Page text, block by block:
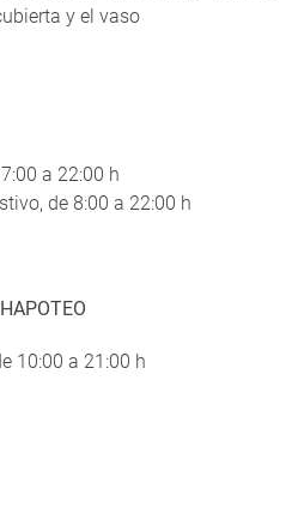
y el vaso
a 22:00 h
de 8:00 a 22:00 h
10:00 a 21:00 h